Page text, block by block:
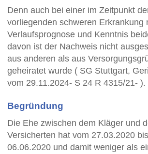
Denn auch bei einer im Zeitpunkt
vorliegenden schweren Erkrankung
Verlaufsprognose und Kenntnis
davon ist der Nachweis nicht
aus anderen als aus
geheiratet wurde ( SG Stuttgart,
vom 29.11.2024- S 24 R 4315/21- ).
Begründung
Die Ehe zwischen dem Kläger und
Versicherten hat vom 27.03.2020
06.06.2020 und damit weniger als